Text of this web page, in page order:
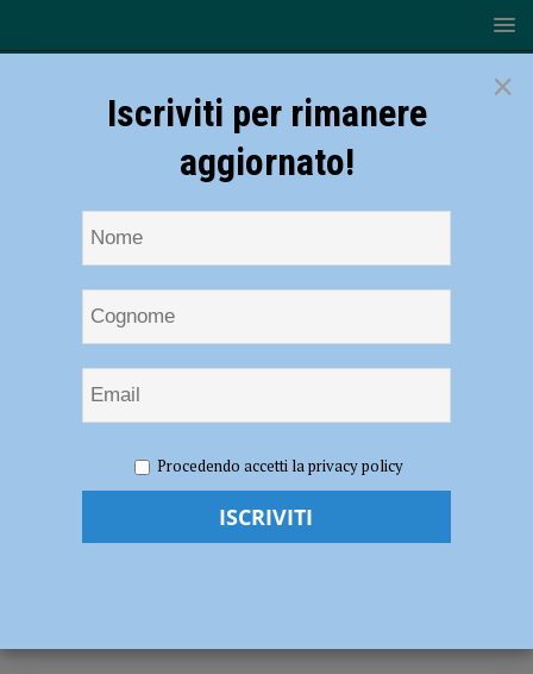
Largo Erfurt sempre più degradata e trascurata, i residenti si sentono
Soresi (FdI): “Zona Largo Erfurt sempre
×
Iscriviti per rimanere
aggiornato!
Procedendo accetti la privacy policy